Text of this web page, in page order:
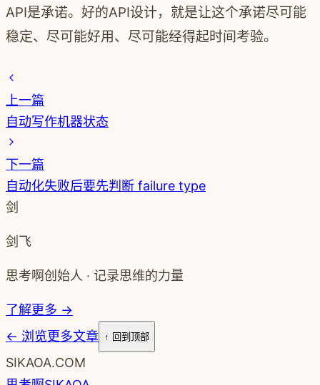
API是承诺。好的API设计，就是让这个承诺尽可能
稳定、尽可能好用、尽可能经得起时间考验。
上一篇
自动写作机器状态
下一篇
自动化失败后要先判断 failure type
剑
剑飞
思考啊创始人 · 记录思维的力量
了解更多 →
← 浏览更多文章 ↑ 回到顶部
SIKAOA.COM